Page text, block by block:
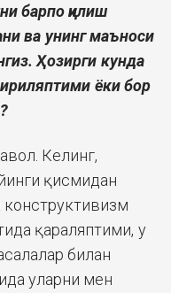
барпо қилиш
ва унинг маъноси
Ҳозирги кунда
ёки бор
Келинг,
қисмидан
конструктивизм
қараляптими, у
билан
уларни мен